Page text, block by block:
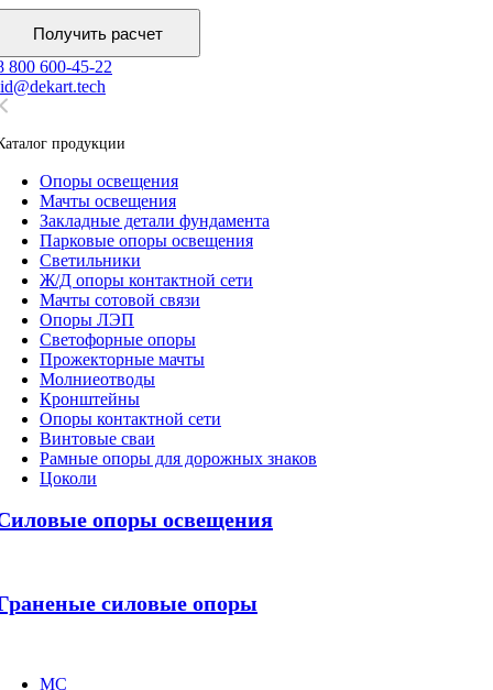
Получить расчет
800 600-45-22
продукции
Oпоры oсвeщения
Мачты освещения
Закладные детали фундамента
Парковые опоры освещения
Светильники
Ж/Д опоры контактной сети
Мачты сотовой связи
Опоры ЛЭП
Светофорные опоры
Прожекторные мачты
Молниеотводы
Кронштейны
Опоры контактной сети
Винтовые сваи
Рамные опоры для дорожных знаков
Цоколи
опоры освещения
силовые опоры
МС